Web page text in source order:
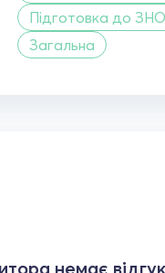
Підготовка до
Загальна
немає